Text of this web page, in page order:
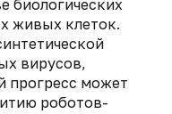
биологических
живых клеток.
вирусов,
прогресс может
роботов-